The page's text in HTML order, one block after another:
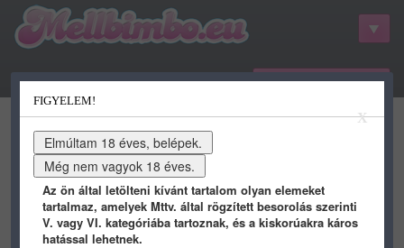
belépés / regisztráció
kategóriák hots gifs porn
youtube qdb
X
FIGYELEM!
Az ön által letölteni kívánt tartalom olyan elemeket
tartalmaz, amelyek Mttv. által rögzített besorolás szerinti
V. vagy VI. kategóriába tartoznak, és a kiskorúakra káros
hatással lehetnek.